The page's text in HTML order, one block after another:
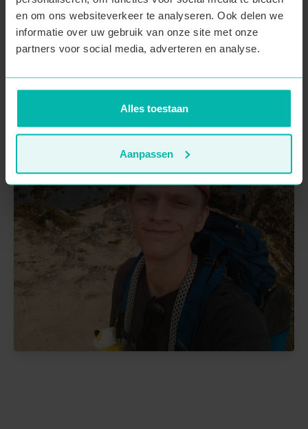
en om ons websiteverkeer te analyseren. Ook delen we
informatie over uw gebruik van onze site met onze
partners voor social media, adverteren en analyse.
Alles toestaan
Aanpassen
editie belooft meteen legendarisch te worden.